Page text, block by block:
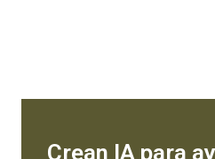
Crean IA para